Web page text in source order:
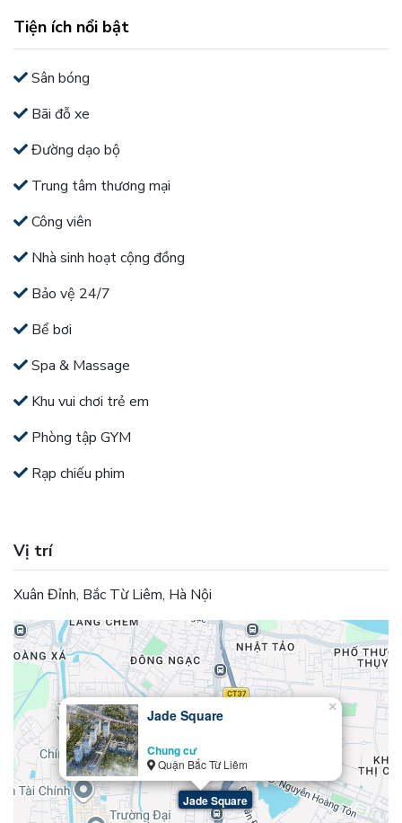
Tiện ích nổi bật
Sân bóng
Bãi đỗ xe
Đường dạo bộ
Trung tâm thương mại
Công viên
Nhà sinh hoạt cộng đồng
Bảo vệ 24/7
Bể bơi
Spa & Massage
Khu vui chơi trẻ em
Phòng tập GYM
Rạp chiếu phim
Vị trí
Xuân Đỉnh, Bắc Từ Liêm, Hà Nội
Jade Square
Jade Square
Chung cư
Quận Bắc Từ Liêm
×